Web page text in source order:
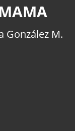
González M.